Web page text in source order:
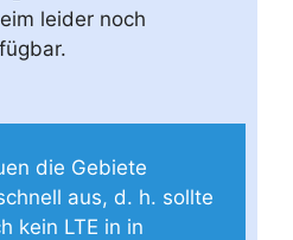
leider noch
die Gebiete
aus, d. h. sollte
kein LTE in in